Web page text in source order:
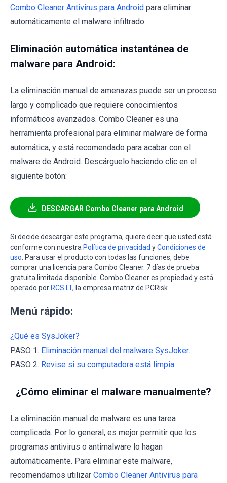
Combo Cleaner Antivirus para Android para eliminar
automáticamente el malware infiltrado.
Eliminación automática instantánea de
malware para Android:
La eliminación manual de amenazas puede ser un proceso
largo y complicado que requiere conocimientos
informáticos avanzados. Combo Cleaner es una
herramienta profesional para eliminar malware de forma
automática, y está recomendado para acabar con el
malware de Android. Descárguelo haciendo clic en el
siguiente botón:
DESCARGAR Combo Cleaner para Android
Si decide descargar este programa, quiere decir que usted está
conforme con nuestra Política de privacidad yCondiciones de
uso . Para usar el producto con todas las funciones, debe
comprar una licencia para Combo Cleaner. 7 días de prueba
gratuita limitada disponible. Combo Cleaner es propiedad y está
operado porRCS LT, la empresa matriz de PCRisk.
Menú rápido:
¿Qué es SysJoker?
PASO 1. Eliminación manual del malware SysJoker.
PASO 2. Revise si su computadora está limpia.
¿Cómo eliminar el malware manualmente?
La eliminación manual de malware es una tarea
complicada. Por lo general, es mejor permitir que los
programas antivirus o antimalware lo hagan
automáticamente. Para eliminar este malware,
recomendamos utilizar Combo Cleaner Antivirus para